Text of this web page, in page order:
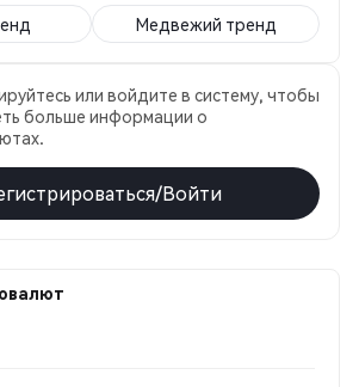
Медвежий тренд
или войдите в систему, чтобы
больше информации о
Войти